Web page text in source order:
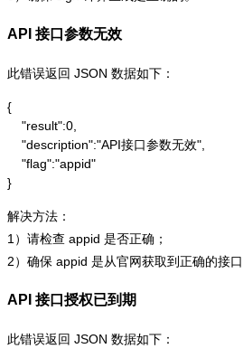
API 接口参数无效
此错误返回 JSON 数据如下：
{
    "result":0,
    "description":"API接口参数无效",
    "flag":"appid"
}
解决方法：
1）请检查 appid 是否正确；
2）确保 appid 是从官网获取到正确的接口
API 接口授权已到期
此错误返回 JSON 数据如下：